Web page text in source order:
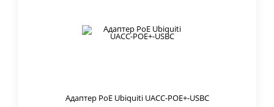
Адаптер PoE Ubiquiti UACC-POE+-USBC